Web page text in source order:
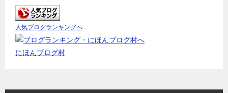
人気ブログランキングへ
にほんブログ村